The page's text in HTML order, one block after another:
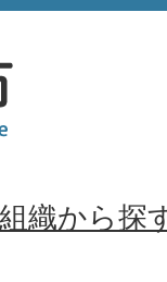
組織から探